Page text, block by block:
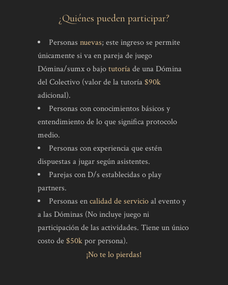
¿Quiénes pueden participar?
Personas nuevas; este ingreso se permite
únicamente si va en pareja de juego
Dómina/sumx o bajotutoríade una Dómina
del Colectivo (valor de la tutoría$90k
adicional).
Personas con conocimientos básicos y
entendimiento de lo que significa protocolo
medio.
Personas con experiencia que estén
dispuestas a jugar según asistentes.
Parejas con D/s establecidas o play
partners.
Personas encalidad de servicioal evento y
a las Dóminas (No incluye juego ni
participación de las actividades. Tiene un único
costo de$50kpor persona).
¡No te lo pierdas!